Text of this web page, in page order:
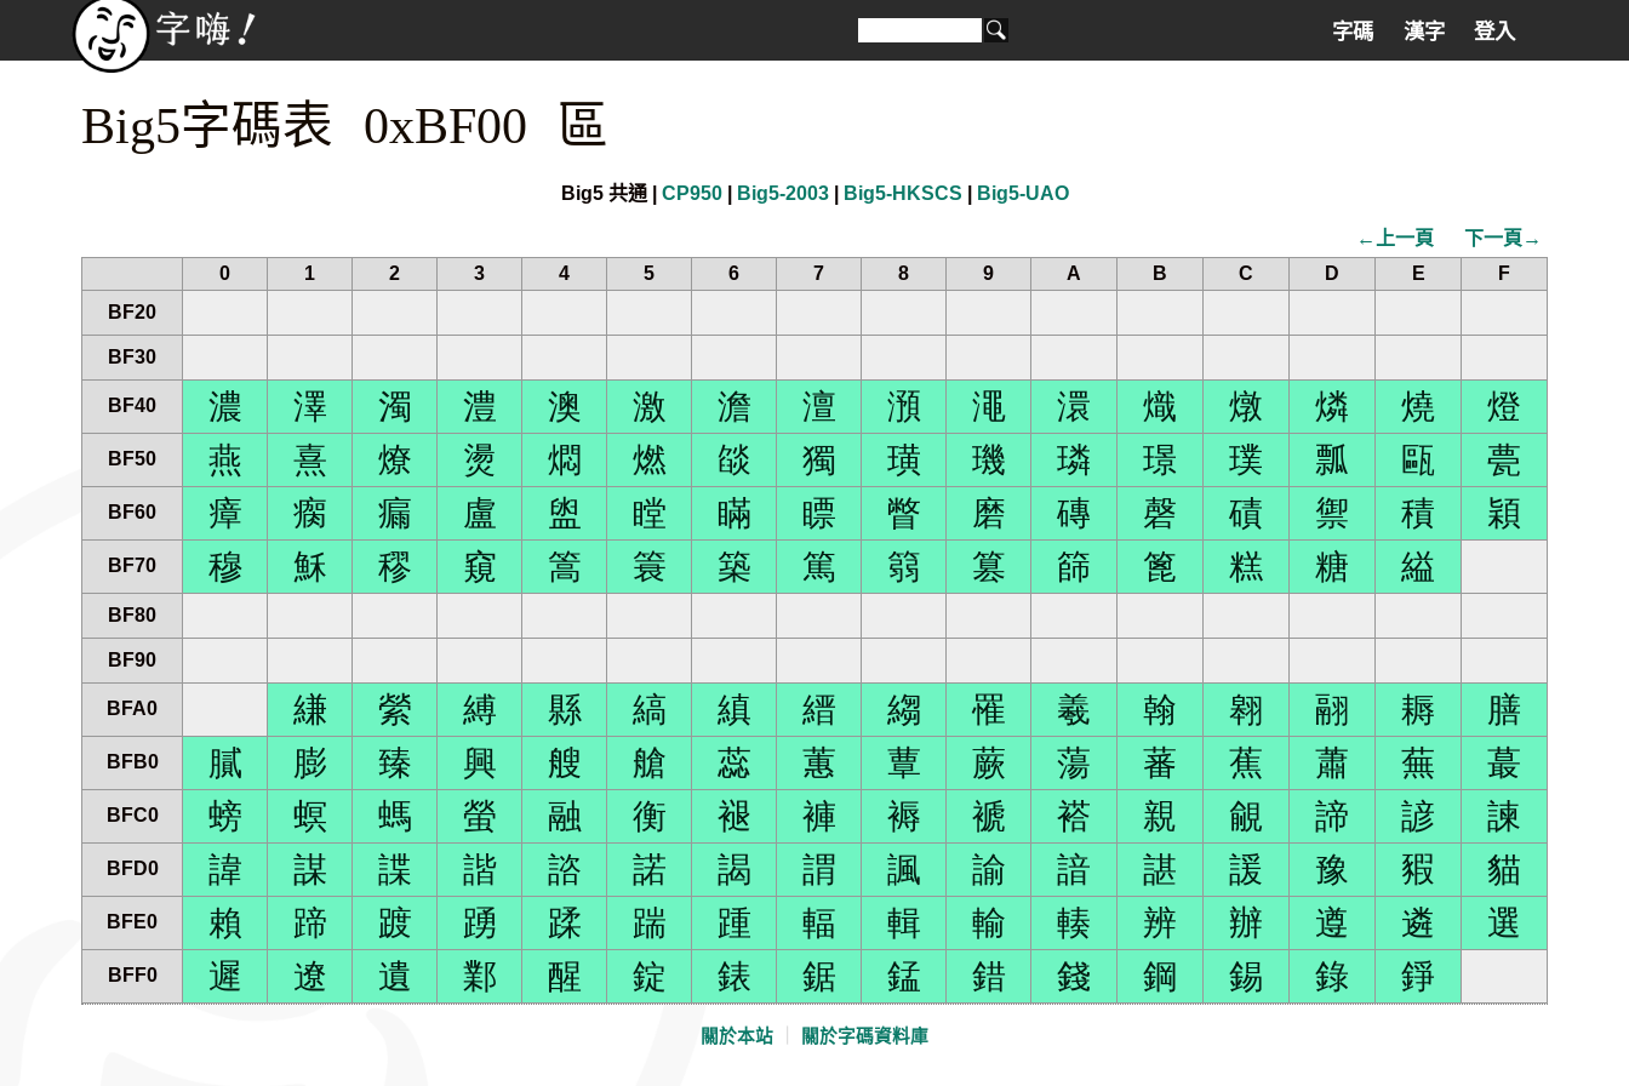
字碼 漢字 登入
Big5字碼表 0xBF00 區
Big5 共通 | CP950| Big5-2003| Big5-HKSCS Big5-UAO
←上一頁
下一頁→
0
1 2 3 4 5 6 7 8 9 A B C D E
F
BF20
BF30
BF40 濃 澤 濁 澧 澳 激 澹 澶 澦 澠 澴 熾 燉 燐 燒 燈
BF50 燕 熹 燎 燙 燜 燃 燄 獨 璜 璣 璘 璟 璞 瓢 甌 甍
BF60 瘴 瘸 瘺 盧 盥 瞠 瞞 瞟 瞥 磨 磚 磬 磧 禦 積 穎
BF70 穆 穌 穋 窺 篙 簑 築 篤 篛 篡 篩 篦 糕 糖 縊
BF80
BF90
BFA0 縑 縈 縛 縣 縞 縝 縉 縐 罹 羲 翰 翱 翮 耨 膳
BFB0 膩 膨 臻 興 艘 艙 蕊 蕙 蕈 蕨 蕩 蕃 蕉 蕭 蕪 蕞
BFC0 螃 螟 螞 螢 融 衡 褪 褲 褥 褫 褡 親 覦 諦 諺 諫
BFD0 諱 謀 諜 諧 諮 諾 謁 謂 諷 諭 諳 諶 諼 豫 豭 貓
BFE0 賴 蹄 踱 踴 蹂 踹 踵 輻 輯 輸 輳 辨 辦 遵 遴 選
BFF0 遲 遼 遺 鄴 醒 錠 錶 鋸 錳 錯 錢 鋼 錫 錄 錚
關於本站 關於字碼資料庫